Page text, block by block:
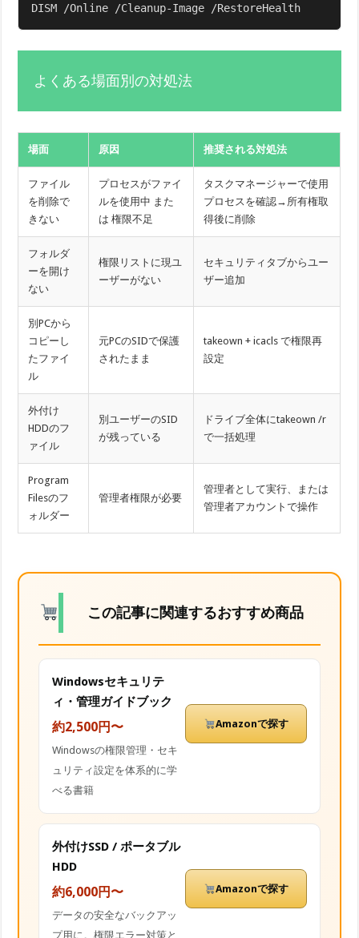
DISM /Online /Cleanup-Image /RestoreHealth
よくある場面別の対処法
場面 原因 推奨される対処法
ファイル
を削除で
きない
プロセスがファイ
ルを使用中 また
は 権限不足
タスクマネージャーで使用
プロセスを確認→所有権取
得後に削除
フォルダ
ーを開け
ない
権限リストに現ユ
ーザーがない
セキュリティタブからユー
ザー追加
別PCから
コピーし
たファイ
ル
元PCのSIDで保護
されたまま
takeown + icacls で権限再
設定
外付け
HDDのフ
ァイル
別ユーザーのSID
が残っている
ドライブ全体にtakeown /r
で一括処理
Program
Filesのフ
ォルダー
管理者権限が必要
管理者として実行、または
管理者アカウントで操作
この記事に関連するおすすめ商品
Windowsセキュリテ
ィ・管理ガイドブック
約2,500円〜
Windowsの権限管理・セキ
ュリティ設定を体系的に学
べる書籍
Amazonで探す
外付けSSD / ポータブル
HDD
約6,000円〜
データの安全なバックアッ
プ用に。権限エラー対策と
Amazonで探す